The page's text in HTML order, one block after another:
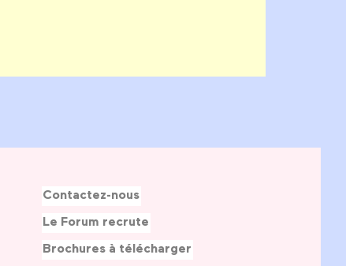
Contactez-nous
Le Forum recrute
Brochures à télécharger